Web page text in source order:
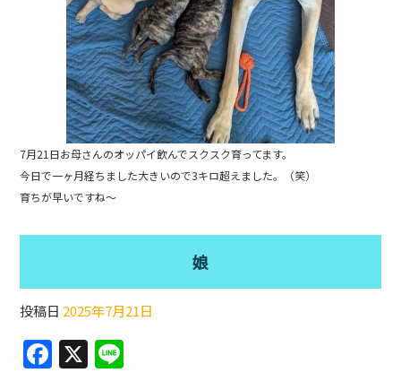
7月21日お母さんのオッパイ飲んでスクスク育ってます。
今日で一ヶ月経ちました大きいので3キロ超えました。（笑）
育ちが早いですね〜
娘
投稿日 2025年7月21日
F X